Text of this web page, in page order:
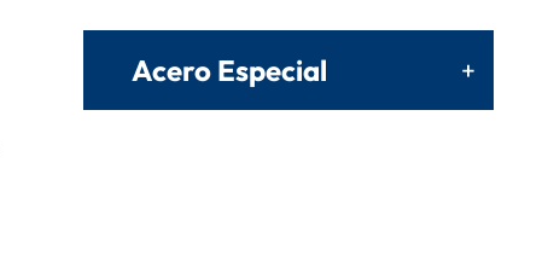
Acero Especial +